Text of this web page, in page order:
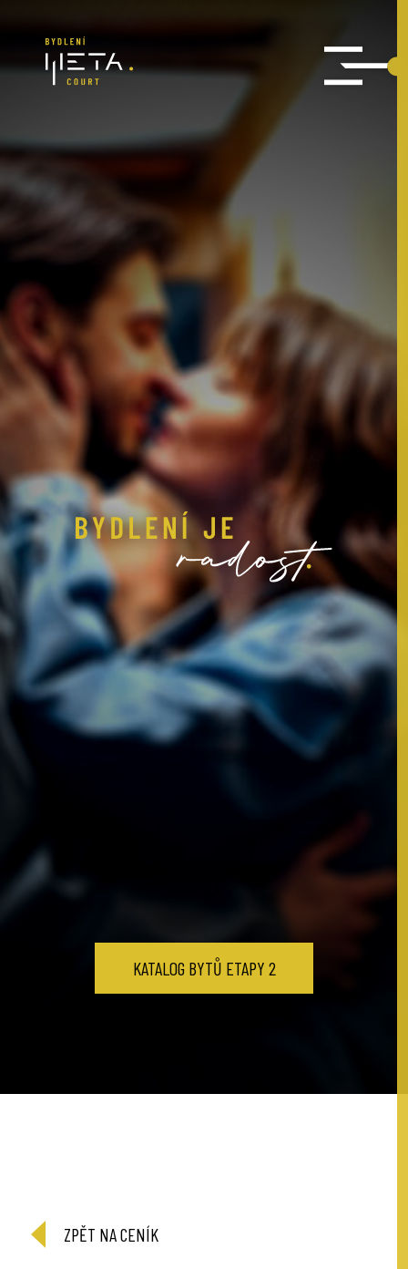
KATALOG BYTŮ ETAPY 2
ZPĚT NA CENÍK